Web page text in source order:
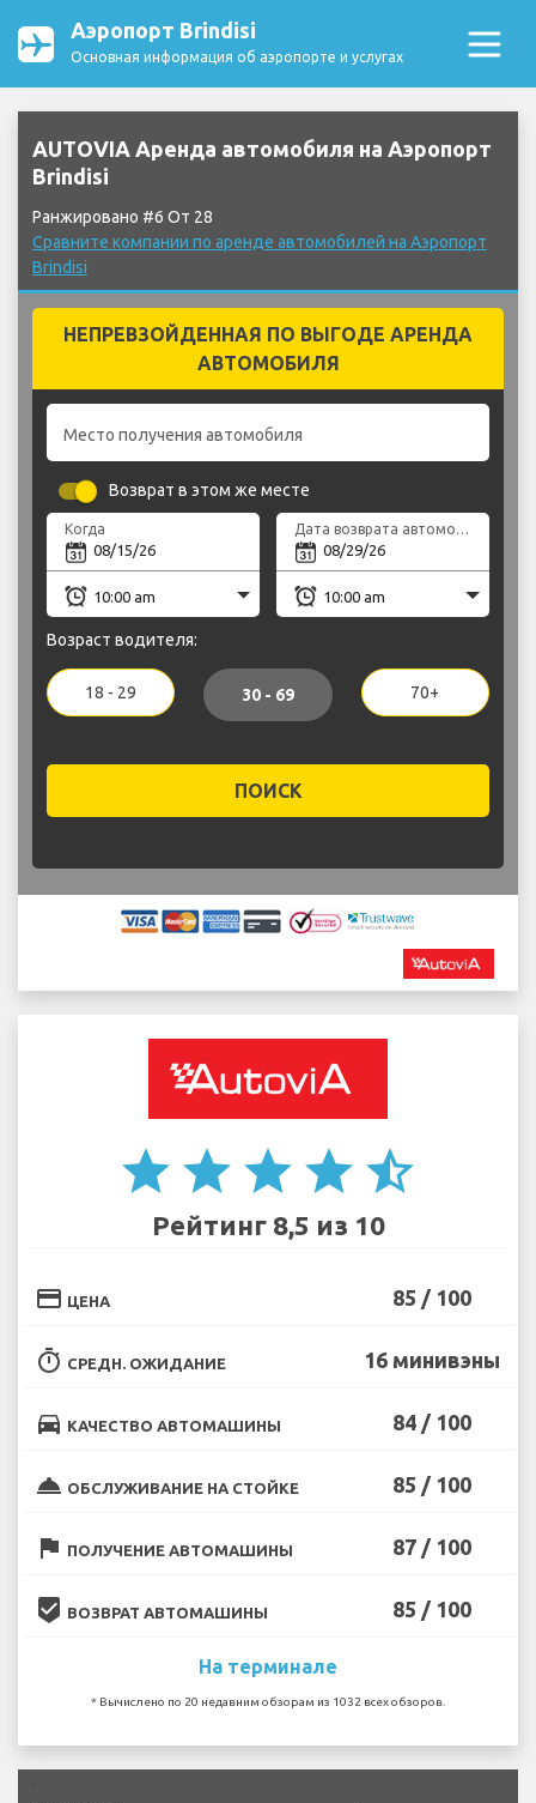
Аэропорт Brindisi
Основная информация об аэропорте и услугах
AUTOVIA Аренда автомобиля на Аэропорт
Brindisi
Ранжировано #6 От 28
Сравните компании по аренде автомобилей на Аэропорт
Brindisi
НЕПРЕВЗОЙДЕННАЯ ПО ВЫГОДЕ АРЕНДА
АВТОМОБИЛЯ
Место получения автомобиля
Возврат в этом же месте
Когда Дата возврата автомобиля
Возраст водителя:
18 - 29 30 - 69 70+
ПОИСК
star star star star star_half
Рейтинг 8,5 из 10
credit_card ЦЕНА 85 / 100
timer СРЕДН. ОЖИДАНИЕ 16 минивэны
directions_car КАЧЕСТВО АВТОМАШИНЫ 84 / 100
room_service ОБСЛУЖИВАНИЕ НА СТОЙКЕ 85 / 100
flag ПОЛУЧЕНИЕ АВТОМАШИНЫ 87 / 100
beenhere ВОЗВРАТ АВТОМАШИНЫ 85 / 100
На терминале
* Вычислено по 20 недавним обзорам из 1032 всех обзоров.